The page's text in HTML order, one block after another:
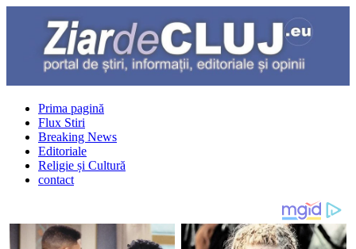
Prima pagină
Flux Stiri
Breaking News
Editoriale
Religie și Cultură
contact